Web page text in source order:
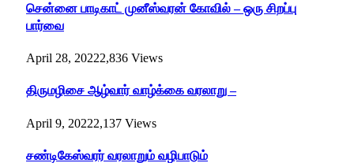
சென்னை பாடிகாட் முனீஸ்வரன் கோவில் – ஒரு சிறப்பு
பார்வை
April 28, 20222,836 Views
திருமழிசை ஆழ்வார் வாழ்க்கை வரலாறு –
April 9, 20222,137 Views
சண்டிகேஸ்வரர் வரலாறும் வழிபாடும்